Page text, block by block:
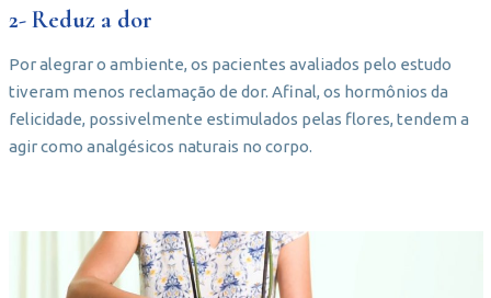
2- Reduz a dor
Por alegrar o ambiente, os pacientes avaliados pelo estudo
tiveram menos reclamação de dor. Afinal, os hormônios da
felicidade, possivelmente estimulados pelas flores, tendem a
agir como analgésicos naturais no corpo.